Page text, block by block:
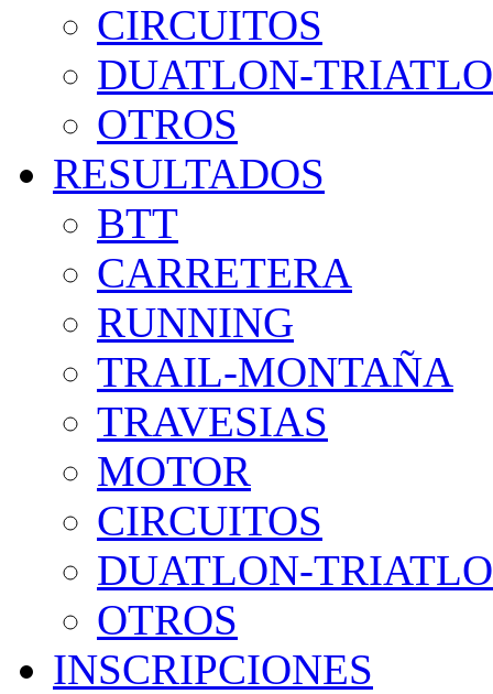
CIRCUITOS
DUATLON-
OTROS
RESULTADOS
BTT
CARRETERA
RUNNING
TRAIL-MONTAÑA
TRAVESIAS
MOTOR
CIRCUITOS
DUATLON-
OTROS
INSCRIPCIONES